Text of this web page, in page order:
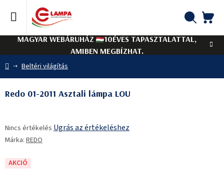
tartalomhoz
MAGYAR WEBÁRUHÁZ
10ÉVES TAPASZTALATTAL,
AMIBEN MEGBÍZHAT.
Kezdőlap
Beltéri világítás
Redo 01-2011 Asztali lámpa LOU
termék
átlagos
5-
Nincs értékelés Ugrás az értékeléshez
Márka: REDO
AKCIÓ